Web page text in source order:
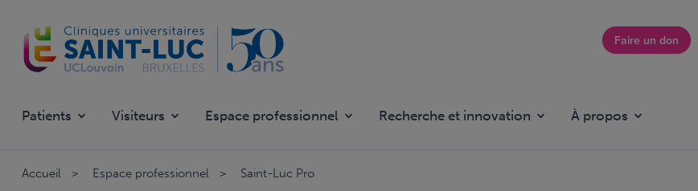
naar
TopFaire un don
Patients Visiteurs Espace professionnel Recherche et innovation À propos
Accueil Espace professionnel Saint-Luc Pro